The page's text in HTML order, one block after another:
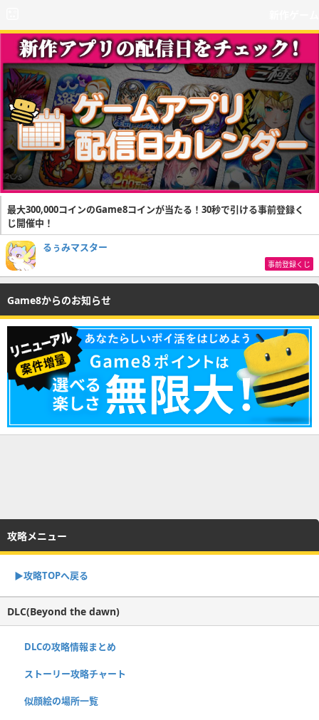
最大300,000コインのGame8コインが当たる！30秒で引ける事前登録く
じ開催中！
るぅみマスター
事前登録くじ
Game8からのお知らせ
攻略メニュー
▶︎攻略TOPへ戻る
DLC(Beyond the dawn)
DLCの攻略情報まとめ
ストーリー攻略チャート
似顔絵の場所一覧